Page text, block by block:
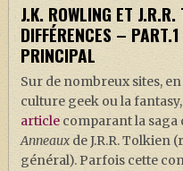
SOUTENEZ-NOUS !
LA SÉRIE HARRY POTTER
HARRY POTTER : LIVRES
BIOPICS DE HARRY POTTER
J.K. ROWLING ET
DIFFÉRENCES –
PRINCIPAL
Sur de nombreux sites,
culture geek ou la
articlecomparant la saga
Anneauxde J.R.R. Tolkien
général). Parfois cette